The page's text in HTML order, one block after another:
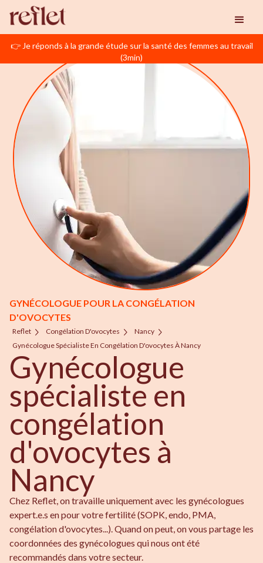
👉 Je réponds à la grande étude sur la santé des femmes au travail
(3min)
GYNÉCOLOGUE POUR LA CONGÉLATION
D'OVOCYTES
Reflet Congélation D'ovocytes
Nancy
Gynécologue Spécialiste En Congélation D'ovocytes À Nancy
Gynécologue
spécialiste en
congélation
d'ovocytes à
Nancy
Chez Reflet, on travaille uniquement avec les gynécologues
expert.e.s en pour votre fertilité (SOPK, endo, PMA,
congélation d'ovocytes...). Quand on peut, on vous partage les
coordonnées des gynécologues qui nous ont été
recommandés dans votre secteur.